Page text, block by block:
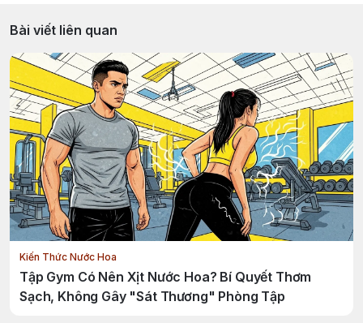
Bài viết liên quan
Kiến Thức Nước Hoa
Tập Gym Có Nên Xịt Nước Hoa? Bí Quyết Thơm
Sạch, Không Gây "Sát Thương" Phòng Tập